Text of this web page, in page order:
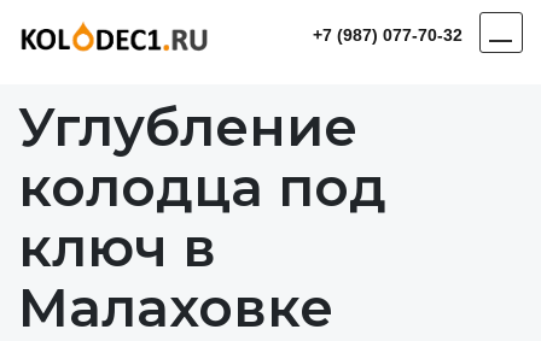
+7 (987) 077-70-32
Углубление
колодца под
ключ в
Малаховке